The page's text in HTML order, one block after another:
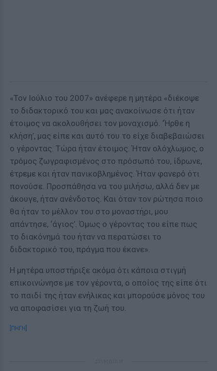
«Τον Ιούλιο του 2007» ανέφερε η μητέρα «διέκοψε
το διδακτορικό του και μας ανακοίνωσε ότι ήταν
έτοιμος να ακολουθήσει τον μοναχισμό. ‘Ήρθε η
κλήση’, μας είπε και αυτό του το είχε διαβεβαιώσει
ο γέροντας. Τώρα ήταν έτοιμος. Ήταν ολόχλωμος, ο
τρόμος ζωγραφισμένος στο πρόσωπό του, ίδρωνε,
έτρεμε και ήταν πανικοβλημένος. Ήταν φανερό ότι
πονούσε. Προσπάθησα να του μιλήσω, αλλά δεν με
άκουγε, ήταν ανένδοτος. Και όταν τον ρώτησα ποιο
θα ήταν το μέλλον του στο μοναστήρι, μου
απάντησε, ‘άγιος’. Όμως ο γέροντας του είπε πως
το διακόνημά του ήταν να περατώσει το
διδακτορικό του, πράγμα που έκανε».
Η μητέρα υποστήριξε ακόμα ότι κάποια στιγμή
επικοινώνησε με τον γέροντα, ο οποίος της είπε ότι
το παιδί της ήταν ενήλικας και μπορούσε μόνος του
να αποφασίσει για τη ζωή του.
[ΠΗΓΗ]